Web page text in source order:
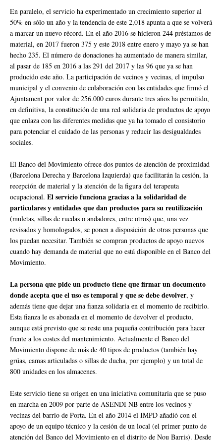
En paralelo, el servicio ha experimentado un crecimiento superior al
50% en sólo un año y la tendencia de este 2,018 apunta a que se volverá
a marcar un nuevo récord. En el año 2016 se hicieron 244 préstamos de
material, en 2017 fueron 375 y este 2018 entre enero y mayo ya se han
hecho 235. El número de donaciones ha aumentado de manera similar,
al pasar de 185 en 2016 a las 291 del 2017 y las 96 que ya se han
producido este año. La participación de vecinos y vecinas, el impulso
municipal y el convenio de colaboración con las entidades que firmó el
Ajuntament por valor de 256.000 euros durante tres años ha permitido,
en definitiva, la constitución de una red solidaria de productos de apoyo
que enlaza con las diferentes medidas que ya ha tomado el consistorio
para potenciar el cuidado de las personas y reducir las desigualdades
sociales.
El Banco del Movimiento ofrece dos puntos de atención de proximidad
(Barcelona Derecha y Barcelona Izquierda) que facilitarán la cesión, la
recepción de material y la atención de la figura del terapeuta
ocupacional. El servicio funciona gracias a la solidaridad de
particulares y entidades que dan productos para su reutilización
(muletas, sillas de ruedas o andadores, entre otros) que, una vez
revisados ​​y homologados, se ponen a disposición de otras personas que
los puedan necesitar. También se compran productos de apoyo nuevos
cuando hay demanda de material que no está disponible en el Banco del
Movimiento.
La persona que pide un producto tiene que firmar un documento
donde acepta que el uso es temporal y que se debe devolver, y
además tiene que dejar una fianza solidaria en el momento de recibirlo.
Esta fianza le es abonada en el momento de devolver el producto,
aunque está previsto que se reste una pequeña contribución para hacer
frente a los costes del mantenimiento. Actualmente el Banco del
Movimiento dispone de más de 40 tipos de productos (también hay
grúas, camas articuladas o sillas de ducha, por ejemplo) y un total de
800 unidades en los almacenes.
Este servicio tiene su origen en una iniciativa comunitaria que se puso
en marcha en 2009 por parte de ASENDI NB entre los vecinos y
vecinas del barrio de Porta. En el año 2014 el IMPD añadió con el
apoyo de un equipo técnico y la cesión de un local (el primer punto de
atención del Banco del Movimiento en el distrito de Nou Barris). Desde